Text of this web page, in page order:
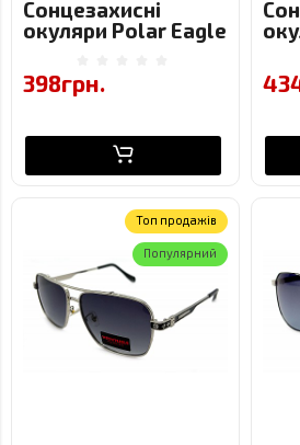
Сонцезахисні
окуляри Polar Eagle
Оправа
398грн.
Toп продажів
Популярний